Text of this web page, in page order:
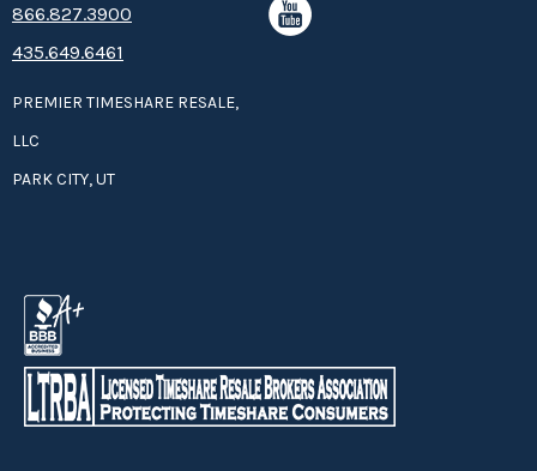
8­66.8­­­­27.3­9­­0­­­0
435.649.6461
PREMIER TIMESHARE RESALE,
LLC
PARK CITY, UT